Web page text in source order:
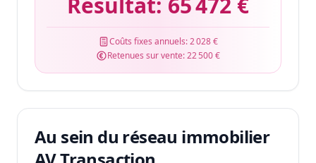
Coûts fixes annuels:2 028 €
Retenues sur vente:22 500 €
Au sein du réseau immobilier